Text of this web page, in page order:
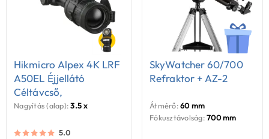
Hikmicro Alpex 4K LRF
A50EL Éjjellátó
Céltávcső,
Távolságmérővel
Nagyítás (alap): 3.5 x
5.0
SkyWatcher 60/700
Refraktor + AZ-2
Átmérő: 60 mm
Fókusztávolság: 700 mm